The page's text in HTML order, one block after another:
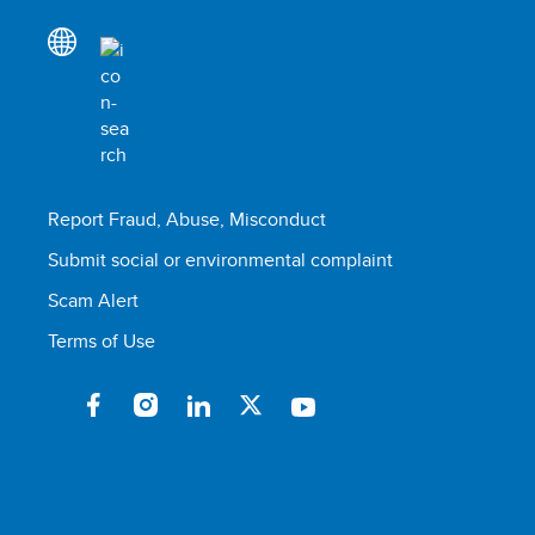
Report Fraud, Abuse, Misconduct
Submit social or environmental complaint
Scam Alert
Terms of Use